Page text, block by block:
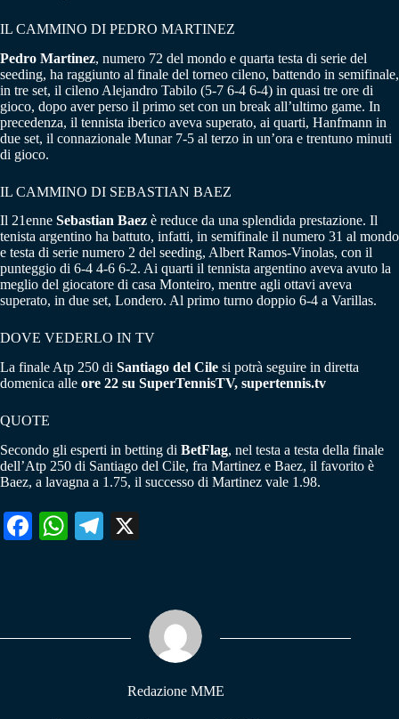
IL CAMMINO DI PEDRO MARTINEZ
Pedro Martinez, numero 72 del mondo e quarta testa di serie del
seeding, ha raggiunto al finale del torneo cileno, battendo in semifinale,
in tre set, il cileno Alejandro Tabilo (5-7 6-4 6-4) in quasi tre ore di
gioco, dopo aver perso il primo set con un break all’ultimo game. In
precedenza, il tennista iberico aveva superato, ai quarti, Hanfmann in
due set, il connazionale Munar 7-5 al terzo in un’ora e trentuno minuti
di gioco.
IL CAMMINO DI SEBASTIAN BAEZ
Il 21enne Sebastian Baez è reduce da una splendida prestazione. Il
tenista argentino ha battuto, infatti, in semifinale il numero 31 al mondo
e testa di serie numero 2 del seeding, Albert Ramos-Vinolas, con il
punteggio di 6-4 4-6 6-2. Ai quarti il tennista argentino aveva avuto la
meglio del giocatore di casa Monteiro, mentre agli ottavi aveva
superato, in due set, Londero. Al primo turno doppio 6-4 a Varillas.
DOVE VEDERLO IN TV
La finale Atp 250 di Santiago del Cile si potrà seguire in diretta
domenica alle ore 22 su SuperTennisTV, supertennis.tv
QUOTE
Secondo gli esperti in betting di BetFlag, nel testa a testa della finale
dell’Atp 250 di Santiago del Cile, fra Martinez e Baez, il favorito è
Baez, a lavagna a 1.75, il successo di Martinez vale 1.98.
Fa W
pp
Te
m
Redazione MME